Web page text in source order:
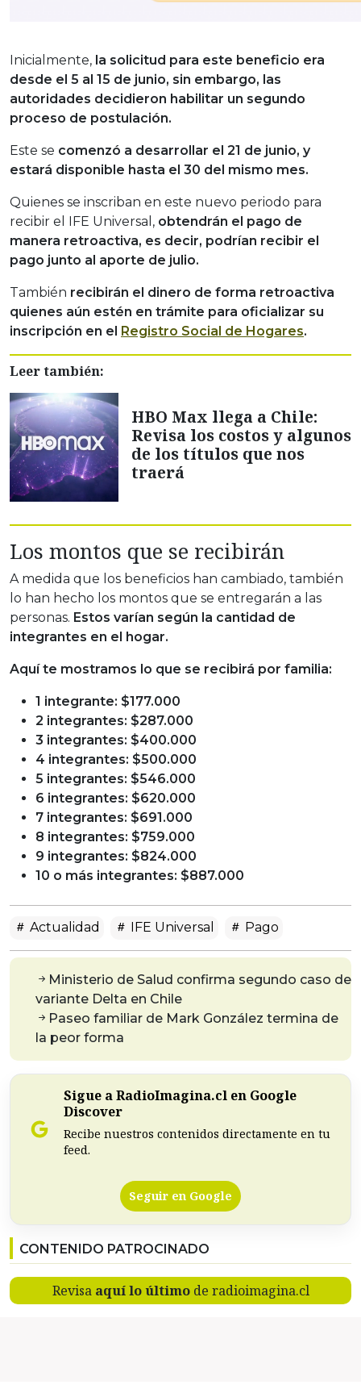
Inicialmente, la solicitud para este beneficio era
desde el 5 al 15 de junio, sin embargo, las
autoridades decidieron habilitar un segundo
proceso de postulación.
Este se comenzó a desarrollar el 21 de junio, y
estará disponible hasta el 30 del mismo mes.
Quienes se inscriban en este nuevo periodo para
recibir el IFE Universal, obtendrán el pago de
manera retroactiva, es decir, podrían recibir el
pago junto al aporte de julio.
También recibirán el dinero de forma retroactiva
quienes aún estén en trámite para oficializar su
inscripción en el
Registro Social de Hogares.
Leer también:
HBO Max llega a Chile:
Revisa los costos y algunos
de los títulos que nos
traerá
Los montos que se recibirán
A medida que los beneficios han cambiado, también
lo han hecho los montos que se entregarán a las
personas. Estos varían según la cantidad de
integrantes en el hogar.
Aquí te mostramos lo que se recibirá por familia:
1 integrante: $177.000
2 integrantes: $287.000
3 integrantes: $400.000
4 integrantes: $500.000
5 integrantes: $546.000
6 integrantes: $620.000
7 integrantes: $691.000
8 integrantes: $759.000
9 integrantes: $824.000
10 o más integrantes: $887.000
Actualidad IFE Universal Pago
Ministerio de Salud confirma segundo caso de
variante Delta en Chile
Paseo familiar de Mark González termina de
la peor forma
Sigue a RadioImagina.cl en Google
Discover
Recibe nuestros contenidos directamente en tu
feed.
Seguir en Google
CONTENIDO PATROCINADO
Revisa aquí lo últimode radioimagina.cl